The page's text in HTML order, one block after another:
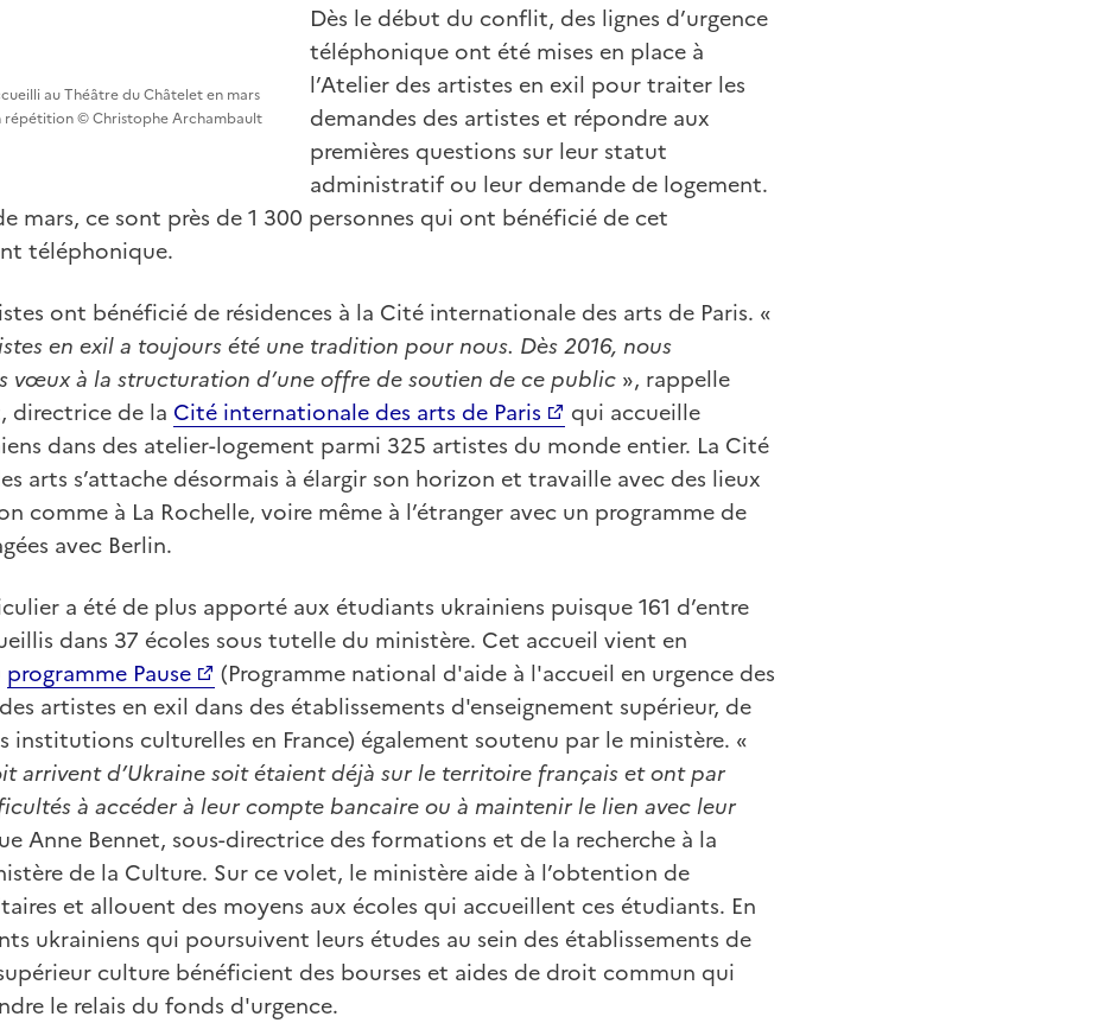
au Théâtre du Châtelet en mars
répétition © Christophe Archambault
Dès le début du conflit, des lignes d’urgence
téléphonique ont été mises en place à
l’Atelier des artistes en exil pour traiter les
demandes des artistes et répondre aux
premières questions sur leur statut
administratif ou leur demande de logement.
mars, ce sont près de 1 300 personnes qui ont bénéficié de cet
téléphonique.
ont bénéficié de résidences à la Cité internationale des arts de Paris. «
en exil a toujours été une tradition pour nous. Dès 2016, nous
vœux à la structuration d’une offre de soutien de ce public », rappelle
directrice de la Cité internationale des arts de Paris
qui accueille
dans des atelier-logement parmi 325 artistes du monde entier. La Cité
arts s’attache désormais à élargir son horizon et travaille avec des lieux
comme à La Rochelle, voire même à l’étranger avec un programme de
avec Berlin.
a été de plus apporté aux étudiants ukrainiens puisque 161 d’entre
dans 37 écoles sous tutelle du ministère. Cet accueil vient en
programme Pause
(Programme national d'aide à l'accueil en urgence des
artistes en exil dans des établissements d'enseignement supérieur, de
institutions culturelles en France) également soutenu par le ministère. «
arrivent d’Ukraine soit étaient déjà sur le territoire français et ont par
à accéder à leur compte bancaire ou à maintenir le lien avec leur
Anne Bennet, sous-directrice des formations et de la recherche à la
de la Culture. Sur ce volet, le ministère aide à l’obtention de
et allouent des moyens aux écoles qui accueillent ces étudiants. En
ukrainiens qui poursuivent leurs études au sein des établissements de
culture bénéficient des bourses et aides de droit commun qui
le relais du fonds d'urgence.